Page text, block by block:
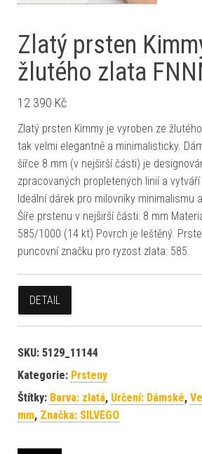
Zlatý prsten
žlutého zlata
12 390 Kč
Zlatý prsten Kimmy je vyroben ze
tak velmi elegantně a minimalisticky.
šířce 8 mm (v nejširší části) je
zpracovaných propletených linií a vytváří
Ideální dárek pro milovníky minimalismu
Šíře prstenu v nejširší části: 8 mm
585/1000 (14 kt) Povrch je leštěný.
puncovní značku pro ryzost zlata: 585.
DETAIL
SKU: 5129_11144
Kategorie: Prsteny
Štítky: Barva: zlatá, Určení: Dámské,
mm, Značka: SILVEGO